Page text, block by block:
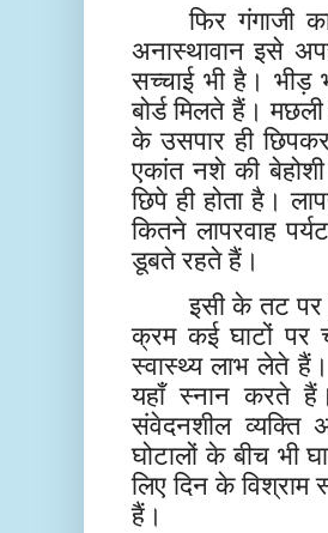
फिर गंगाजी
अनास्थावान इसे
सच्चाई भी है। भीड़
बोर्ड मिलते हैं।
के उसपार ही
एकांत नशे की
छिपे ही होता है।
कितने लापरवाह
डूबते रहते हैं।
इसी के तट पर
क्रम कई घाटों
स्वास्थ्य लाभ लेते हैं।
यहाँ स्नान करते
संवेदनशील
घोटालों के बीच भी
लिए दिन के
हैं।